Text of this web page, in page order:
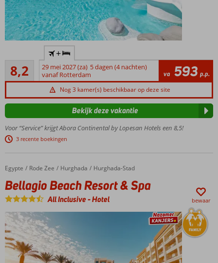
hotel in het
hart van
Playa del
Ingles, op
loopafstand
van het
Ideaal
en
families
kids
Ruime
2
zwembaden
en een
kinderbad
24/7 All
8,2
Zeer goed
516
beoordelingen
+
29 mei 2027 (za) 5 dagen (4 nachten)
vanaf Rotterdam
va 593 p.p.
Nog 3 kamer(s) beschikbaar op deze site
Voor “Service” krijgt Abora Continental by Lopesan Hotels een 8,5!
3 recente boekingen
Bekijk deze vakantie
Home
Egypte Rode Zee Hurghada Hurghada-Stad
Bellagio Beach Resort & Spa
Bellagio Beach Resort & Spa
All Inclusive-Hotel bewaar